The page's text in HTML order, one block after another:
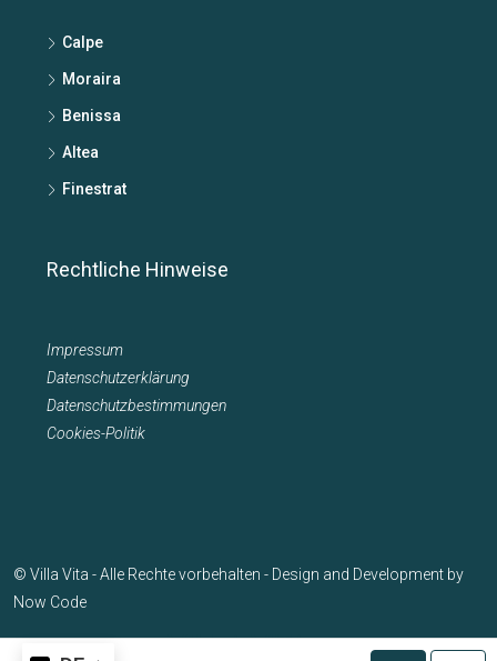
Calpe
Moraira
Benissa
Altea
Finestrat
Rechtliche Hinweise
Impressum
Datenschutzerklärung
Datenschutzbestimmungen
Cookies-Politik
© Villa Vita - Alle Rechte vorbehalten - Design and Development by
Now Code